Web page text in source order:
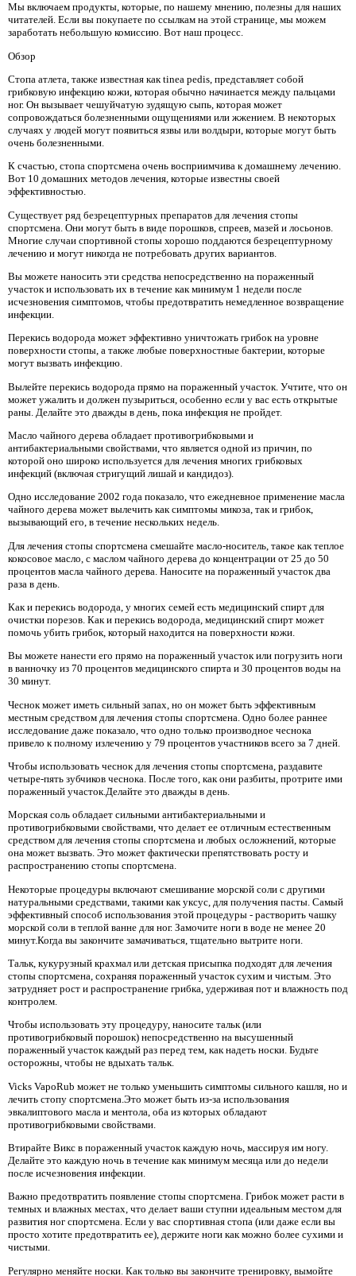
Мы включаем продукты, которые, по нашему мнению, полезны для наших
читателей. Если вы покупаете по ссылкам на этой странице, мы можем
заработать небольшую комиссию. Вот наш процесс.
Обзор
Стопа атлета, также известная как tinea pedis, представляет собой
грибковую инфекцию кожи, которая обычно начинается между пальцами
ног. Он вызывает чешуйчатую зудящую сыпь, которая может
сопровождаться болезненными ощущениями или жжением. В некоторых
случаях у людей могут появиться язвы или волдыри, которые могут быть
очень болезненными.
К счастью, стопа спортсмена очень восприимчива к домашнему лечению.
Вот 10 домашних методов лечения, которые известны своей
эффективностью.
Существует ряд безрецептурных препаратов для лечения стопы
спортсмена. Они могут быть в виде порошков, спреев, мазей и лосьонов.
Многие случаи спортивной стопы хорошо поддаются безрецептурному
лечению и могут никогда не потребовать других вариантов.
Вы можете наносить эти средства непосредственно на пораженный
участок и использовать их в течение как минимум 1 недели после
исчезновения симптомов, чтобы предотвратить немедленное возвращение
инфекции.
Перекись водорода может эффективно уничтожать грибок на уровне
поверхности стопы, а также любые поверхностные бактерии, которые
могут вызвать инфекцию.
Вылейте перекись водорода прямо на пораженный участок. Учтите, что он
может ужалить и должен пузыриться, особенно если у вас есть открытые
раны. Делайте это дважды в день, пока инфекция не пройдет.
Масло чайного дерева обладает противогрибковыми и
антибактериальными свойствами, что является одной из причин, по
которой оно широко используется для лечения многих грибковых
инфекций (включая стригущий лишай и кандидоз).
Одно исследование 2002 года показало, что ежедневное применение масла
чайного дерева может вылечить как симптомы микоза, так и грибок,
вызывающий его, в течение нескольких недель.
Для лечения стопы спортсмена смешайте масло-носитель, такое как теплое
кокосовое масло, с маслом чайного дерева до концентрации от 25 до 50
процентов масла чайного дерева. Наносите на пораженный участок два
раза в день.
Как и перекись водорода, у многих семей есть медицинский спирт для
очистки порезов. Как и перекись водорода, медицинский спирт может
помочь убить грибок, который находится на поверхности кожи.
Вы можете нанести его прямо на пораженный участок или погрузить ноги
в ванночку из 70 процентов медицинского спирта и 30 процентов воды на
30 минут.
Чеснок может иметь сильный запах, но он может быть эффективным
местным средством для лечения стопы спортсмена. Одно более раннее
исследование даже показало, что одно только производное чеснока
привело к полному излечению у 79 процентов участников всего за 7 дней.
Чтобы использовать чеснок для лечения стопы спортсмена, раздавите
четыре-пять зубчиков чеснока. После того, как они разбиты, протрите ими
пораженный участок.Делайте это дважды в день.
Морская соль обладает сильными антибактериальными и
противогрибковыми свойствами, что делает ее отличным естественным
средством для лечения стопы спортсмена и любых осложнений, которые
она может вызвать. Это может фактически препятствовать росту и
распространению стопы спортсмена.
Некоторые процедуры включают смешивание морской соли с другими
натуральными средствами, такими как уксус, для получения пасты. Самый
эффективный способ использования этой процедуры - растворить чашку
морской соли в теплой ванне для ног. Замочите ноги в воде не менее 20
минут.Когда вы закончите замачиваться, тщательно вытрите ноги.
Тальк, кукурузный крахмал или детская присыпка подходят для лечения
стопы спортсмена, сохраняя пораженный участок сухим и чистым. Это
затрудняет рост и распространение грибка, удерживая пот и влажность под
контролем.
Чтобы использовать эту процедуру, наносите тальк (или
противогрибковый порошок) непосредственно на высушенный
пораженный участок каждый раз перед тем, как надеть носки. Будьте
осторожны, чтобы не вдыхать тальк.
Vicks VapoRub может не только уменьшить симптомы сильного кашля, но и
лечить стопу спортсмена.Это может быть из-за использования
эвкалиптового масла и ментола, оба из которых обладают
противогрибковыми свойствами.
Втирайте Викс в пораженный участок каждую ночь, массируя им ногу.
Делайте это каждую ночь в течение как минимум месяца или до недели
после исчезновения инфекции.
Важно предотвратить появление стопы спортсмена. Грибок может расти в
темных и влажных местах, что делает ваши ступни идеальным местом для
развития ног спортсмена. Если у вас спортивная стопа (или даже если вы
просто хотите предотвратить ее), держите ноги как можно более сухими и
чистыми.
Регулярно меняйте носки. Как только вы закончите тренировку, вымойте